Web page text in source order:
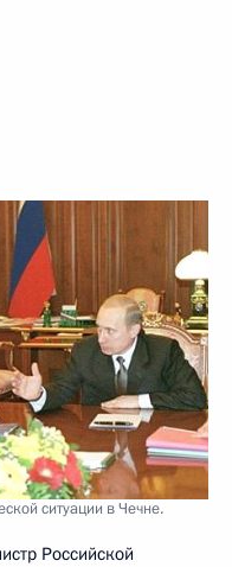
ситуации в Чечне.
Российской